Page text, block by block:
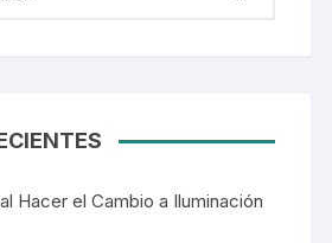
Hacer el Cambio a Iluminación